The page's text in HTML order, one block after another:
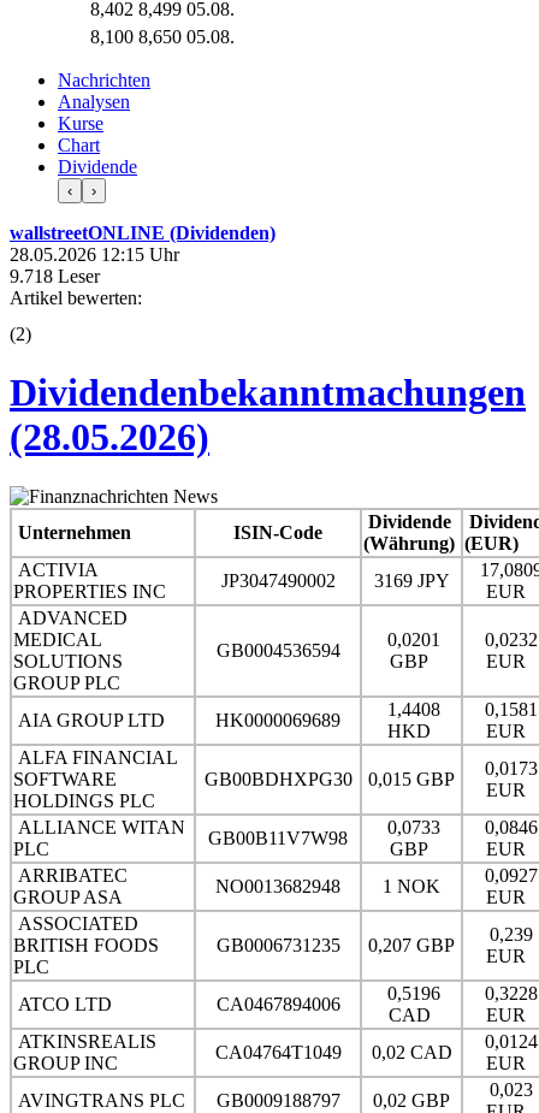
8,402 8,499 05.08.
8,100 8,650 05.08.
Nachrichten
Analysen
Kurse
Chart
Dividende
‹ ›
wallstreetONLINE (Dividenden)
28.05.2026 12:15 Uhr
9.718 Leser
Artikel bewerten:
(2)
Dividendenbekanntmachungen
(28.05.2026)
Unternehmen ISIN-Code
Dividende
(Währung) (EUR)
ACTIVIA
PROPERTIES INC
JP3047490002 3169 JPY
EUR
ADVANCED
MEDICAL
SOLUTIONS
GROUP PLC
GB0004536594
0,0201
GBP
0,0232
EUR
AIA GROUP LTD HK0000069689
1,4408
HKD
0,1581
EUR
ALFA FINANCIAL
SOFTWARE
HOLDINGS PLC
GB00BDHXPG30 0,015 GBP
0,0173
EUR
ALLIANCE WITAN
PLC
GB00B11V7W98
0,0733
GBP
0,0846
EUR
ARRIBATEC
GROUP ASA
NO0013682948 1 NOK
0,0927
EUR
ASSOCIATED
BRITISH FOODS
PLC
GB0006731235 0,207 GBP
0,239
EUR
ATCO LTD CA0467894006
0,5196
CAD
0,3228
EUR
ATKINSREALIS
GROUP INC
CA04764T1049 0,02 CAD
0,0124
EUR
AVINGTRANS PLC
GB0009188797 0,02 GBP
0,023